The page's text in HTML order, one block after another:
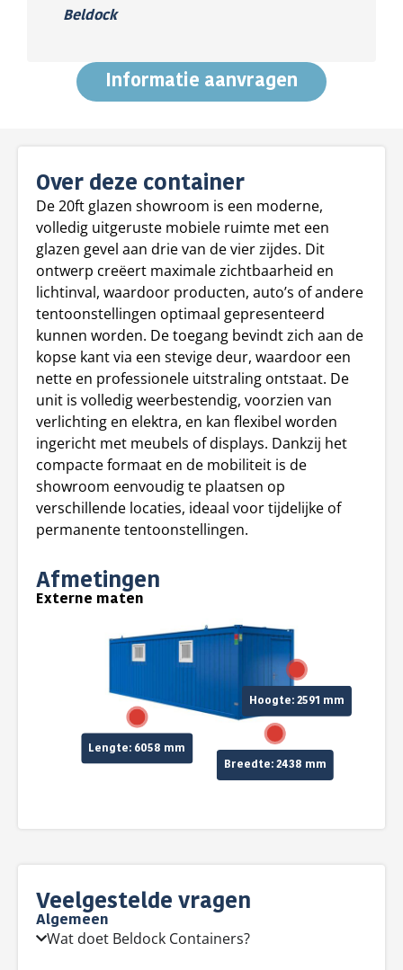
Beldock
Informatie aanvragen
Over deze container
De 20ft glazen showroom is een moderne,
volledig uitgeruste mobiele ruimte met een
glazen gevel aan drie van de vier zijdes. Dit
ontwerp creëert maximale zichtbaarheid en
lichtinval, waardoor producten, auto’s of andere
tentoonstellingen optimaal gepresenteerd
kunnen worden. De toegang bevindt zich aan de
kopse kant via een stevige deur, waardoor een
nette en professionele uitstraling ontstaat. De
unit is volledig weerbestendig, voorzien van
verlichting en elektra, en kan flexibel worden
ingericht met meubels of displays. Dankzij het
compacte formaat en de mobiliteit is de
showroom eenvoudig te plaatsen op
verschillende locaties, ideaal voor tijdelijke of
permanente tentoonstellingen.
Afmetingen
Externe maten
Breedte: 2438 mm
Hoogte: 2591 mm
Lengte: 6058 mm
Veelgestelde vragen
Algemeen
Wat doet Beldock Containers?